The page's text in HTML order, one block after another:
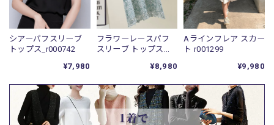
シアーパフスリーブ
トップス_r000742
¥7,980
フラワーレースパフ
スリーブ トップス
¥8,980
Aラインフレア スカー
ト r001299
¥9,980